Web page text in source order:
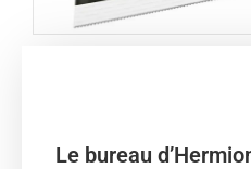
Le bureau